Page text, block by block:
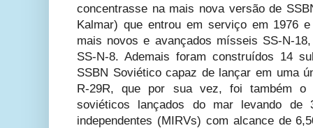
concentrasse na mais nova versão de
Kalmar) que entrou em serviço em 1976
mais novos e avançados mísseis SS-N-
SS-N-8. Ademais foram construídos 14
SSBN Soviético capaz de lançar em uma
R-29R, que por sua vez, foi também o
soviéticos lançados do mar levando
independentes (MIRVs) com alcance de